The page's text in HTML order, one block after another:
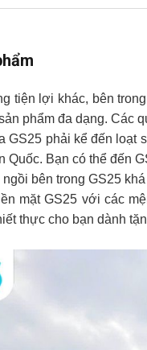
tiện lợi khác, bên
phẩm đa dạng. Các
GS25 phải kể đến loạt
Quốc. Bạn có thể đến
bên trong GS25
mặt GS25 với các
thực cho bạn dành